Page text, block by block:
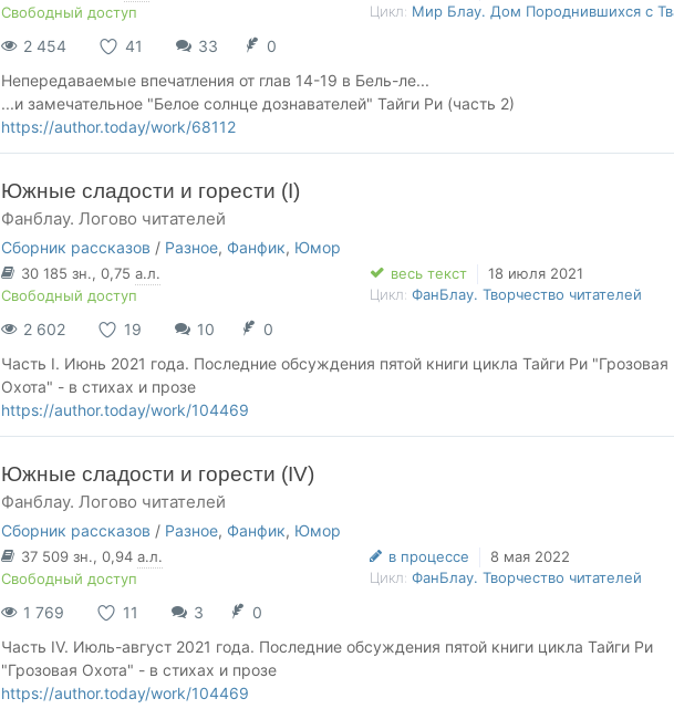
Свободный доступ
Цикл: Мир Блау. Дом Породнившихся с
2 454 41 33
0
Непередаваемые впечатления от глав 14-19 в Бель-ле...
...и замечательное "Белое солнце дознавателей" Тайги Ри (часть 2)
https://author.today/work/68112
Южные сладости и горести (I)
Фанблау. Логово читателей
Сборник рассказов / Разное, Фанфик, Юмор
30 185 зн., 0,75 а.л.
Свободный доступ
весь текст
18 июля 2021
Цикл: ФанБлау. Творчество читателей
2 602 19 10
0
Часть I. Июнь 2021 года. Последние обсуждения пятой книги цикла Тайги Ри "Грозовая
Охота" - в стихах и прозе
https://author.today/work/104469
Южные сладости и горести (IV)
Фанблау. Логово читателей
Сборник рассказов / Разное, Фанфик, Юмор
37 509 зн., 0,94 а.л.
Свободный доступ
в процессе
8 мая 2022
Цикл: ФанБлау. Творчество читателей
1 769 11 3
0
Часть IV. Июль-август 2021 года. Последние обсуждения пятой книги цикла Тайги Ри
"Грозовая Охота" - в стихах и прозе
https://author.today/work/104469